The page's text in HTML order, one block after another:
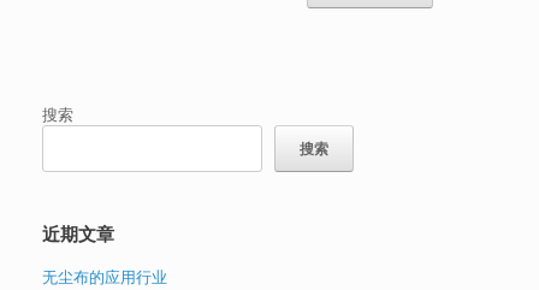
搜索
搜索
近期文章
无尘布的应用行业